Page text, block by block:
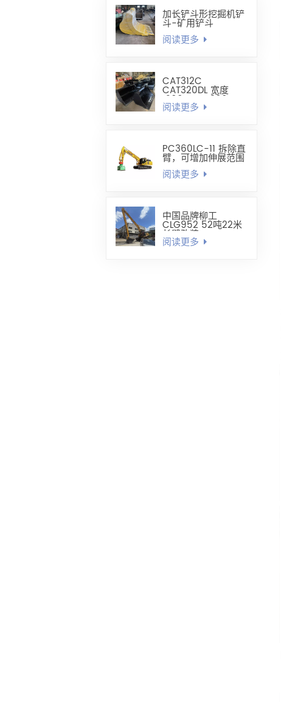
加长铲斗形挖掘机铲
斗-矿用铲斗
阅读更多
CAT312C
CAT320DL 宽度
1200mm-1300mm
调平铲斗
阅读更多
PC360LC-11 拆除直
臂，可增加伸展范围
阅读更多
中国品牌柳工
CLG952 52吨22米
长臂改装
阅读更多